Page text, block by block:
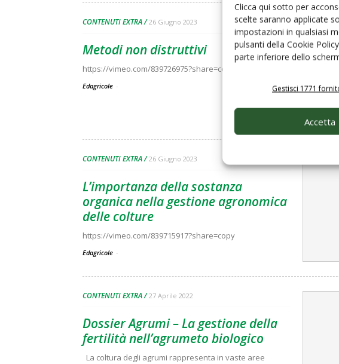
Clicca qui sotto per
scelte saranno applicate
impostazioni in qualsiasi
pulsanti della Cookie
parte inferiore dello
Gestisci 1771
Accetta
CONTENUTI EXTRA 26 Giugno 2023
Metodi non distruttivi
https://vimeo.com/839726975?share=copy
Edagricole -
CONTENUTI EXTRA 26 Giugno 2023
L’importanza della sostanza
organica nella gestione agronomica
delle colture
https://vimeo.com/839715917?share=copy
Edagricole -
CONTENUTI EXTRA 27 Aprile 2022
Dossier Agrumi – La gestione della
fertilità nell’agrumeto biologico
La coltura degli agrumi rappresenta in vaste aree